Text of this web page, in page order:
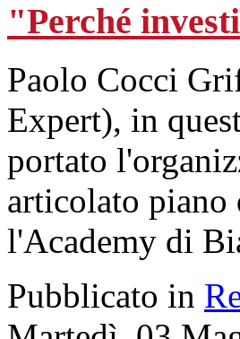
"Perché
Paolo Cocci
Expert), in
portato
articolato piano
l'Academy di
Pubblicato in